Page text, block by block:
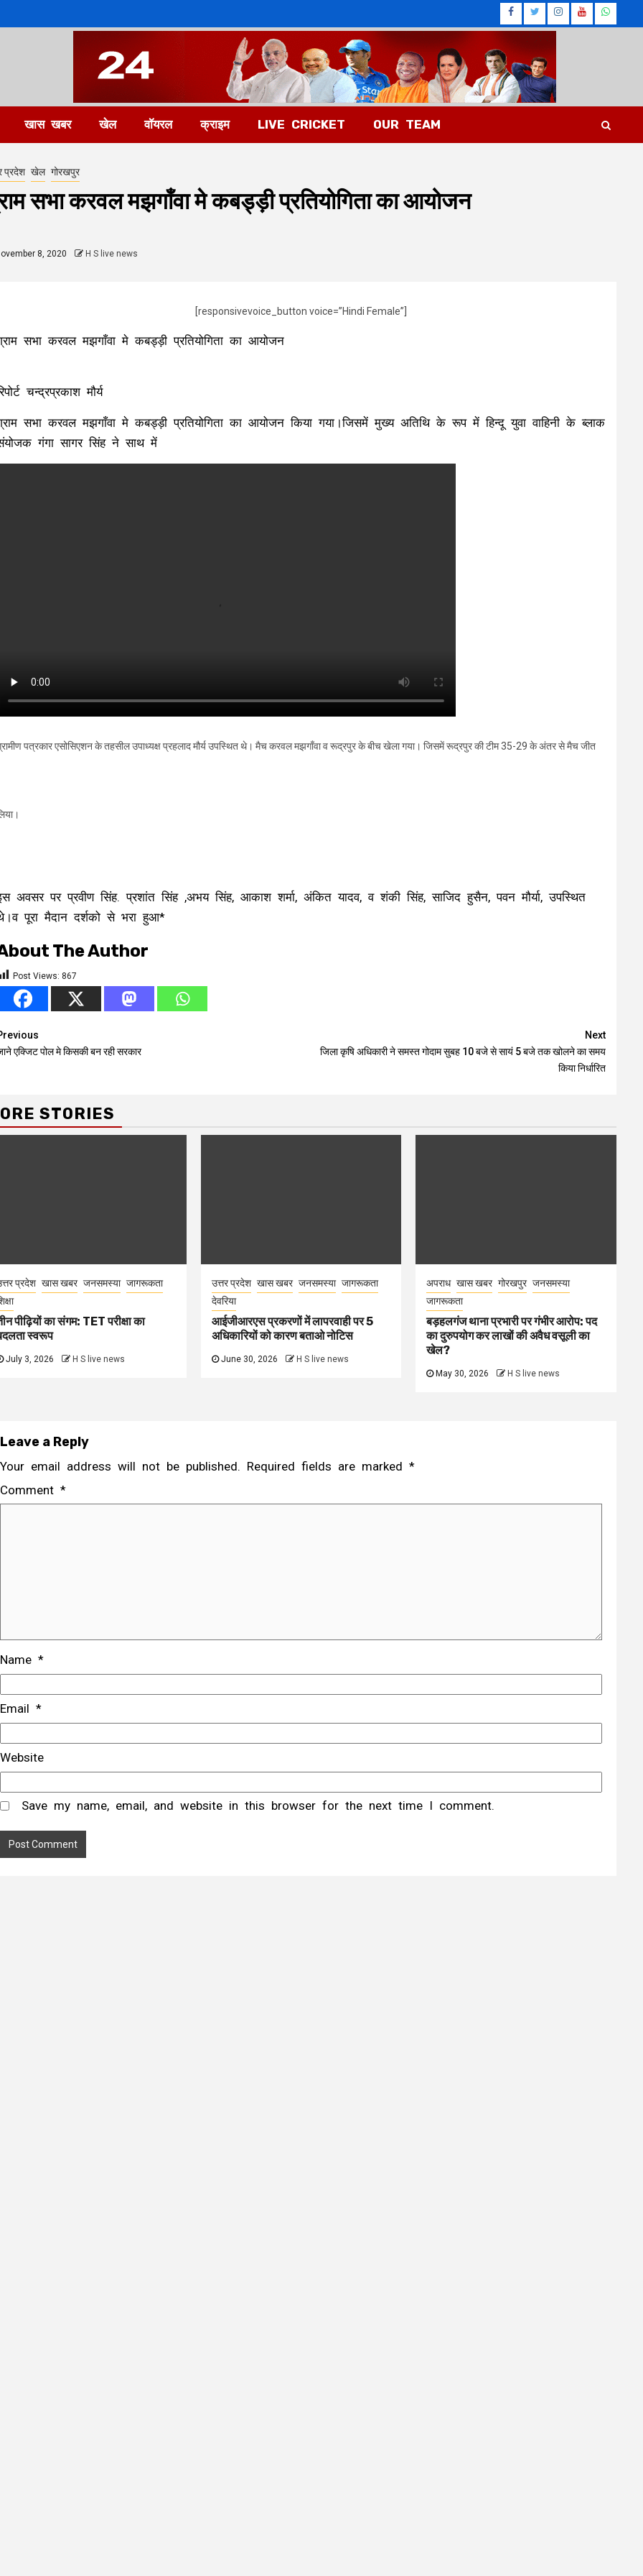
Facebook
Twitter
Instagram
खास खबर खेल वॉयरल क्राइम LIVE CRICKET OUR TEAM
प्रदेश खेल गोरखपुर
सभा करवल मझगाँवा मे कबड्ड़ी प्रतियोगिता का आयोजन
8, 2020 H S live news
[responsivevoice_button voice=”Hindi Female”]
सभा करवल मझगाँवा मे कबड्ड़ी प्रतियोगिता का आयोजन
चन्द्रप्रकाश मौर्य
सभा करवल मझगाँवा मे कबड्ड़ी प्रतियोगिता का आयोजन किया गया।जिसमें मुख्य अतिथि के रूप में हिन्दू युवा वाहिनी के ब्लाक
गंगा सागर सिंह ने साथ में
पत्रकार एसोसिएशन के तहसील उपाध्यक्ष प्रहलाद मौर्य उपस्थित थे। मैच करवल मझगाँवा व रूद्रपुर के बीच खेला गया। जिसमें रूद्रपुर की टीम 35-29 के अंतर से मैच जीत
अवसर पर प्रवीण सिंह. प्रशांत सिंह ,अभय सिंह, आकाश शर्मा, अंकित यादव, व शंकी सिंह, साजिद हुसैन, पवन मौर्या, उपस्थित
पूरा मैदान दर्शको से भरा हुआ*
The Author
Post Views: 867
एक्जिट पोल मे किसकी बन रही सरकार
Next
जिला कृषि अधिकारी ने समस्त गोदाम सुबह 10 बजे से सायं 5 बजे तक खोलने का समय
किया निर्धारित
STORIES
प्रदेश खास खबर जनसमस्या जागरूकता
पीढ़ियों का संगम: TET परीक्षा का
स्वरूप
July 3, 2026 H S live news
उत्तर प्रदेश खास खबर जनसमस्या जागरूकता
देवरिया
आईजीआरएस प्रकरणों में लापरवाही पर 5
अधिकारियों को कारण बताओ नोटिस
June 30, 2026 H S live news
अपराध खास खबर गोरखपुर जनसमस्या
जागरूकता
बड़हलगंज थाना प्रभारी पर गंभीर आरोप: पद
का दुरुपयोग कर लाखों की अवैध वसूली का
खेल?
May 30, 2026 H S live news
Leave a Reply
Your email address will not be published. Required fields are marked *
Comment *
Name *
Email *
Website
Save my name, email, and website in this browser for the next time I comment.